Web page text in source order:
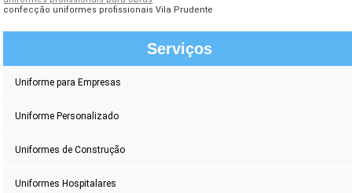
confecção uniformes profissionais Vila Prudente
Serviços
Uniforme para Empresas
Uniforme Personalizado
Uniformes de Construção
Uniformes Hospitalares